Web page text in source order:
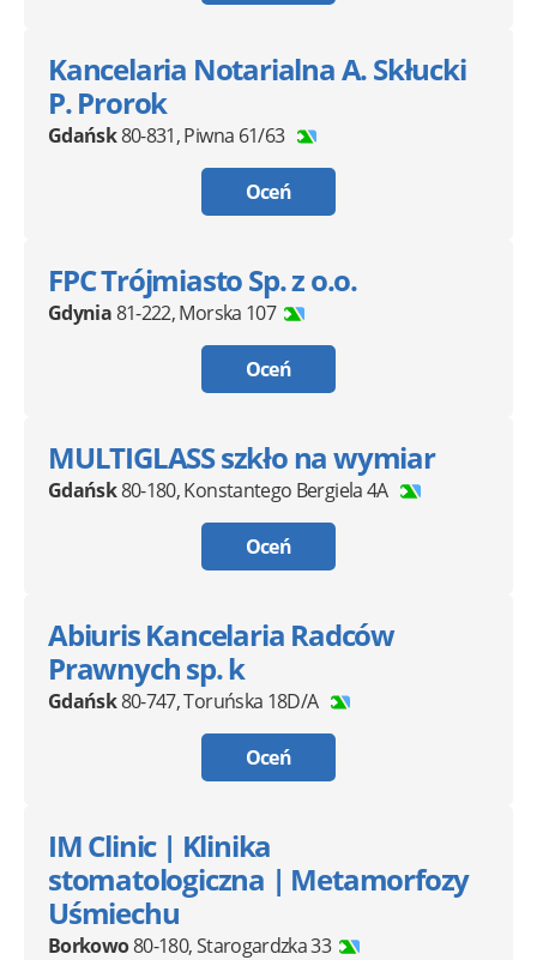
Kancelaria Notarialna A. Skłucki
P. Prorok
Gdańsk80-831,Piwna 61/63
Oceń
FPC Trójmiasto Sp. z o.o.
Gdynia81-222,Morska 107
Oceń
MULTIGLASS szkło na wymiar
Gdańsk80-180,Konstantego Bergiela 4A
Oceń
Abiuris Kancelaria Radców
Prawnych sp. k
Gdańsk80-747,Toruńska 18D/A
Oceń
IM Clinic | Klinika
stomatologiczna | Metamorfozy
Uśmiechu
Borkowo80-180,Starogardzka 33